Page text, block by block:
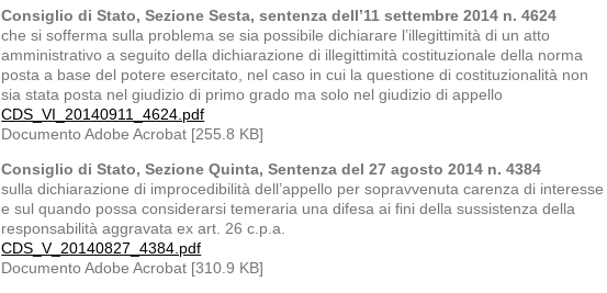
Consiglio di Stato, Sezione Sesta, sentenza dell’11 settembre 2014 n. 4624
che si sofferma sulla problema se sia possibile dichiarare l’illegittimità di un atto
amministrativo a seguito della dichiarazione di illegittimità costituzionale della norma
posta a base del potere esercitato, nel caso in cui la questione di costituzionalità non
sia stata posta nel giudizio di primo grado ma solo nel giudizio di appello
CDS_VI_20140911_4624.pdf
Documento Adobe Acrobat [255.8 KB]
Consiglio di Stato, Sezione Quinta, Sentenza del 27 agosto 2014 n. 4384
sulla dichiarazione di improcedibilità dell’appello per sopravvenuta carenza di interesse
e sul quando possa considerarsi temeraria una difesa ai fini della sussistenza della
responsabilità aggravata ex art. 26 c.p.a.
CDS_V_20140827_4384.pdf
Documento Adobe Acrobat [310.9 KB]